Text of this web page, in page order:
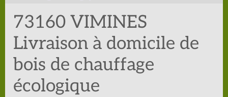
73160 VIMINES
Livraison à domicile de
bois de chauffage
écologique